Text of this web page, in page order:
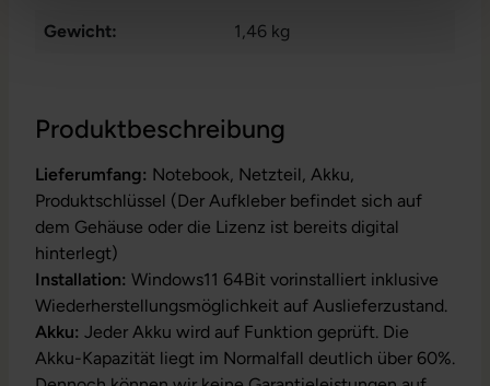
Produktbeschreibung
Lieferumfang: Notebook, Netzteil, Akku,
Produktschlüssel (Der Aufkleber befindet sich auf
dem Gehäuse oder die Lizenz ist bereits digital
hinterlegt)
Installation: Windows11 64Bit vorinstalliert inklusive
Wiederherstellungsmöglichkeit auf Auslieferzustand.
Akku: Jeder Akku wird auf Funktion geprüft. Die
Akku-Kapazität liegt im Normalfall deutlich über 60%.
Gewicht: 1,46 kg